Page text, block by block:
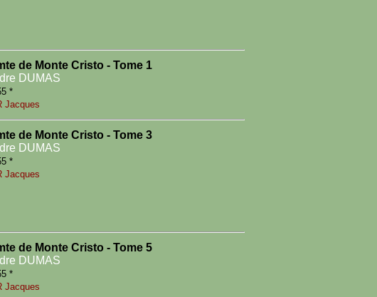
de Monte Cristo - Tome 1
DUMAS
*
Jacques
de Monte Cristo - Tome 3
DUMAS
*
Jacques
de Monte Cristo - Tome 5
DUMAS
*
Jacques